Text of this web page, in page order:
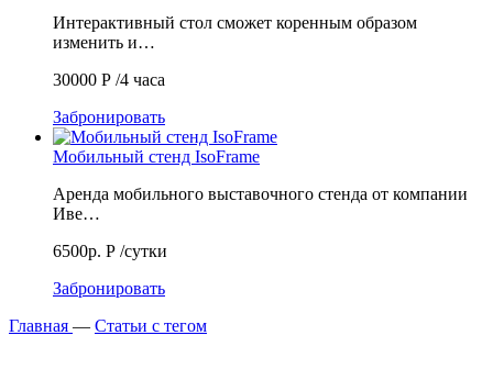
Интерактивный стол сможет коренным образом
изменить и…
30000 Р /4 часа
Забронировать
Мобильный стенд IsoFrame
Аренда мобильного выставочного стенда от компании
Иве…
6500р. Р /сутки
Забронировать
Главная — Статьи с тегом